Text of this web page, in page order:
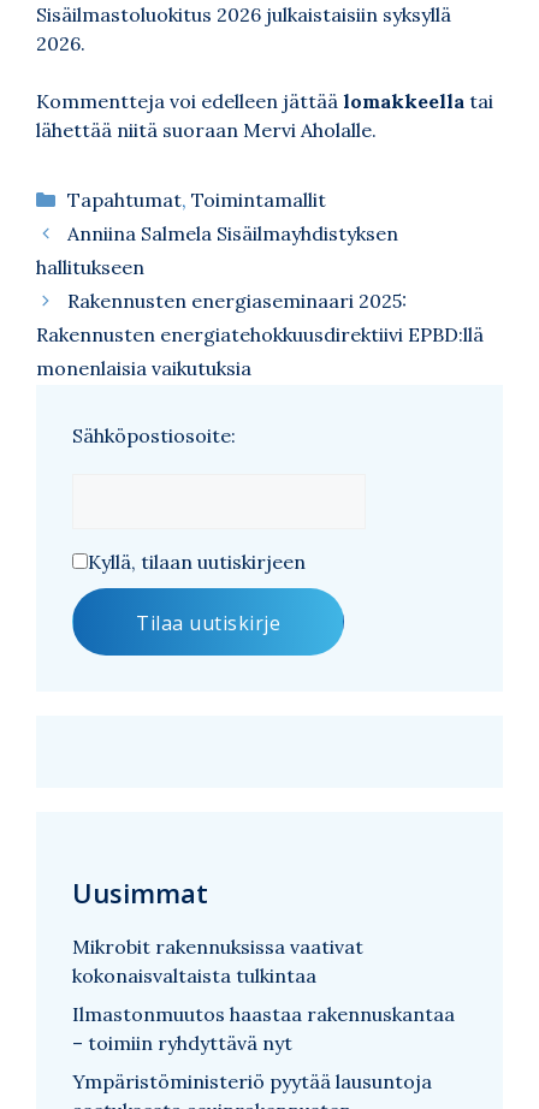
Sisäilmastoluokitus 2026 julkaistaisiin syksyllä
2026.
Kommentteja voi edelleen jättää lomakkeella tai
lähettää niitä suoraan Mervi Aholalle.
Kategoriat
Tapahtumat, Toimintamallit
Anniina Salmela Sisäilmayhdistyksen
hallitukseen
Rakennusten energiaseminaari 2025:
Rakennusten energiatehokkuusdirektiivi EPBD:llä
monenlaisia vaikutuksia
Sähköpostiosoite:
Kyllä, tilaan uutiskirjeen
Uusimmat
Mikrobit rakennuksissa vaativat
kokonaisvaltaista tulkintaa
Ilmastonmuutos haastaa rakennuskantaa
– toimiin ryhdyttävä nyt
Ympäristöministeriö pyytää lausuntoja